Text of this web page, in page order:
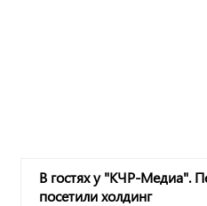
В гостях у "КЧР-Медиа".
посетили холдинг